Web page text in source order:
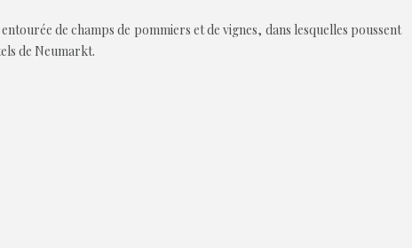
de champs de pommiers et de vignes, dans lesquelles poussent
de Neumarkt.